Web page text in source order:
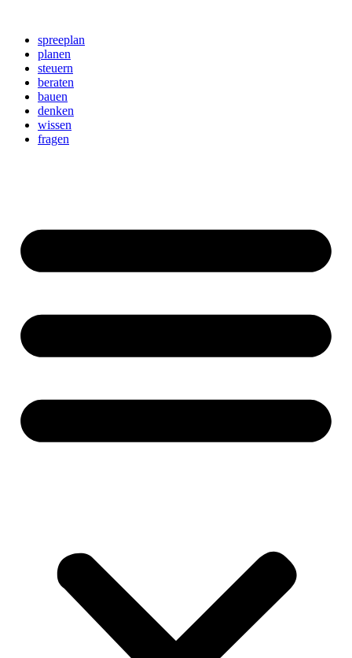
springenspreeplan
planen
steuern
beraten
bauen
denken
wissen
fragen